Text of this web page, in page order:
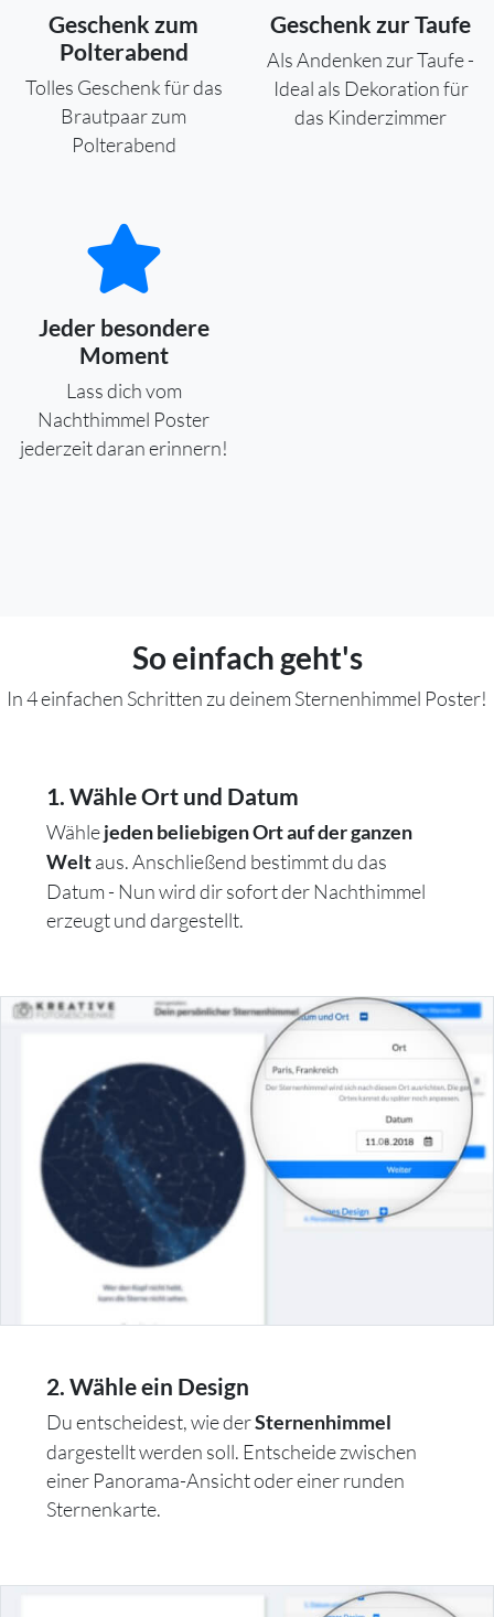
Geschenk zum
Polterabend
Tolles Geschenk für das
Brautpaar zum
Polterabend
Geschenk zur Taufe
Als Andenken zur Taufe -
Ideal als Dekoration für
das Kinderzimmer
Jeder besondere
Moment
Lass dich vom
Nachthimmel Poster
jederzeit daran erinnern!
So einfach geht's
In 4 einfachen Schritten zu deinem Sternenhimmel Poster!
1. Wähle Ort und Datum
Wählejeden beliebigen Ort auf der ganzen
Weltaus. Anschließend bestimmt du das
Datum - Nun wird dir sofort der Nachthimmel
erzeugt und dargestellt.
2. Wähle ein Design
Du entscheidest, wie derSternenhimmel
dargestellt werden soll. Entscheide zwischen
einer Panorama-Ansicht oder einer runden
Sternenkarte.